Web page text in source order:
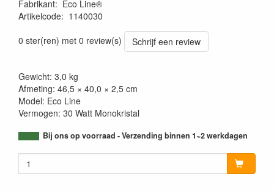
Fabrikant: Eco Line®
Artikelcode: 1140030
0 ster(ren) met 0 review(s)
Schrijf een review
Gewicht: 3,0 kg
Afmeting: 46,5 × 40,0 × 2,5 cm
Model: Eco Line
Vermogen: 30 Watt Monokristal
Bij ons op voorraad - Verzending binnen 1~2 werkdagen